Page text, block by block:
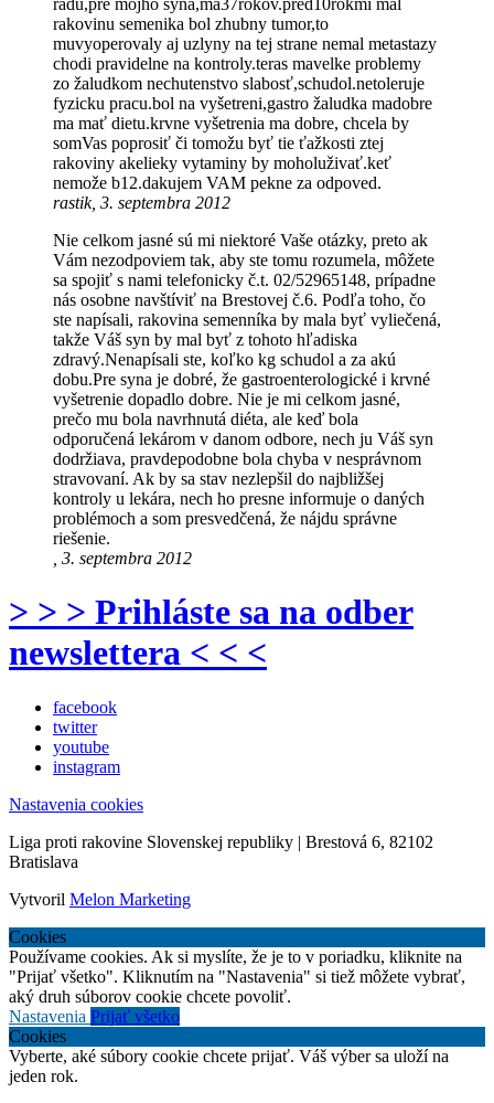
radu,pre mojho syna,ma37rokov.pred10rokmi mal
rakovinu semenika bol zhubny tumor,to
muvyoperovaly aj uzlyny na tej strane nemal metastazy
chodi pravidelne na kontroly.teras mavelke problemy
zo žaludkom nechutenstvo slabosť,schudol.netoleruje
fyzicku pracu.bol na vyšetreni,gastro žaludka madobre
ma mať dietu.krvne vyšetrenia ma dobre, chcela by
somVas poprosiť či tomožu byť tie ťažkosti ztej
rakoviny akelieky vytaminy by moholuživať.keť
nemože b12.dakujem VAM pekne za odpoved.
rastik, 3. septembra 2012
Nie celkom jasné sú mi niektoré Vaše otázky, preto ak
Vám nezodpoviem tak, aby ste tomu rozumela, môžete
sa spojiť s nami telefonicky č.t. 02/52965148, prípadne
nás osobne navštíviť na Brestovej č.6. Podľa toho, čo
ste napísali, rakovina semenníka by mala byť vyliečená,
takže Váš syn by mal byť z tohoto hľadiska
zdravý.Nenapísali ste, koľko kg schudol a za akú
dobu.Pre syna je dobré, že gastroenterologické i krvné
vyšetrenie dopadlo dobre. Nie je mi celkom jasné,
prečo mu bola navrhnutá diéta, ale keď bola
odporučená lekárom v danom odbore, nech ju Váš syn
dodržiava, pravdepodobne bola chyba v nesprávnom
stravovaní. Ak by sa stav nezlepšil do najbližšej
kontroly u lekára, nech ho presne informuje o daných
problémoch a som presvedčená, že nájdu správne
riešenie.
, 3. septembra 2012
> > > Prihláste sa na odber
newslettera < < <
facebook
twitter
youtube
instagram
Nastavenia cookies
Liga proti rakovine Slovenskej republiky | Brestová 6, 82102
Bratislava
Vytvoril Melon Marketing
Cookies
Používame cookies. Ak si myslíte, že je to v poriadku, kliknite na
"Prijať všetko". Kliknutím na "Nastavenia" si tiež môžete vybrať,
aký druh súborov cookie chcete povoliť.
Nastavenia Prijať všetko
Cookies
Vyberte, aké súbory cookie chcete prijať. Váš výber sa uloží na
jeden rok.